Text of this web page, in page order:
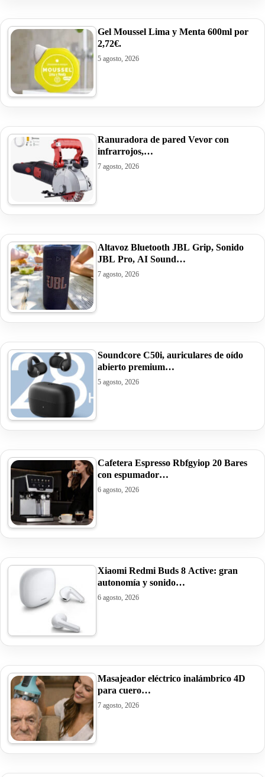
Gel Moussel Lima y Menta 600ml por
2,72€.
5 agosto, 2026
Ranuradora de pared Vevor con
infrarrojos,…
7 agosto, 2026
Altavoz Bluetooth JBL Grip, Sonido
JBL Pro, AI Sound…
7 agosto, 2026
Soundcore C50i, auriculares de oído
abierto premium…
5 agosto, 2026
Cafetera Espresso Rbfgyiop 20 Bares
con espumador…
6 agosto, 2026
Xiaomi Redmi Buds 8 Active: gran
autonomía y sonido…
6 agosto, 2026
Masajeador eléctrico inalámbrico 4D
para cuero…
7 agosto, 2026